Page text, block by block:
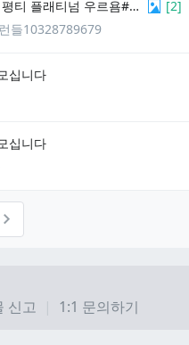
9시 55 내전 상대팀 구합니다 평티 플래티넘 우르욤#kr1 [2]
들10328789679
십니다
십니다
신고 1:1 문의하기